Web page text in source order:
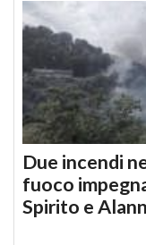
Due incendi
fuoco
Spirito e